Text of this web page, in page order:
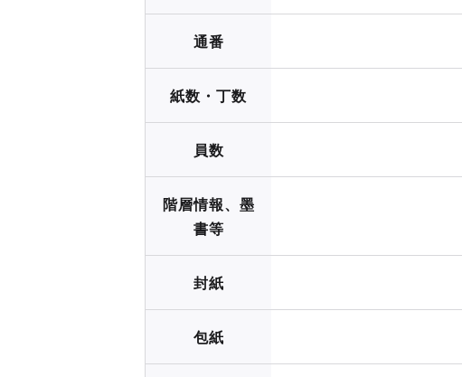
通番
紙数・丁数
員数
階層情報、墨
書等
封紙
包紙